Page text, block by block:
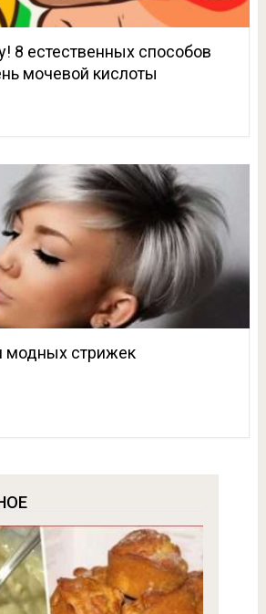
8 естественных способов
мочевой кислоты
модных стрижек